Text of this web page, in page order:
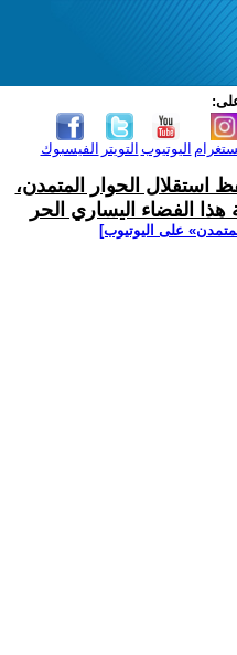
الفيسبوك التويتر اليوتيوب
استقلال الحوار المتمدن،
الفضاء اليساري الحر
على اليوتيوب]